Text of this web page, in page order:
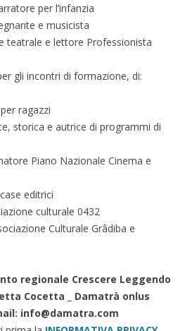
per l’infanzia
e musicista
teatrale e lettore Professionista
gli incontri di formazione, di:
ragazzi
storica e autrice di programmi di
Piano Nazionale Cinema e
editrici
culturale 0432
Culturale Grâdiba e
regionale Crescere Leggendo
Cocetta _ Damatrà onlus
info@damatra.com